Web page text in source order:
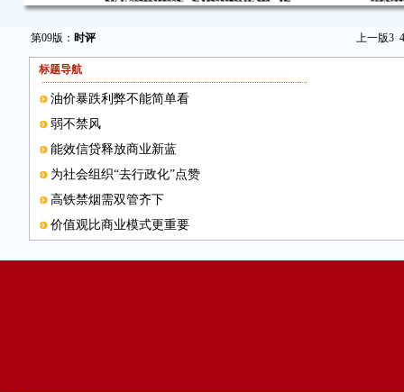
第09版： 时评 上一版3 4
标题导航
油价暴跌利弊不能简单看
弱不禁风
能效信贷释放商业新蓝
为社会组织“去行政化”点赞
高铁禁烟需双管齐下
价值观比商业模式更重要